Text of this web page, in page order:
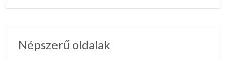
Népszerű oldalak